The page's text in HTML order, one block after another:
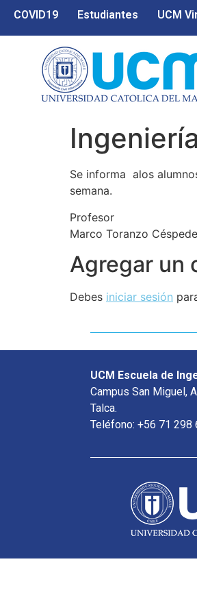
COVID19 Estudiantes UCM
Se informa alos
semana.
Profesor
Marco Toranzo
Agregar un
Debes iniciar sesión
UCM Escuela de
Campus San Miguel,
Talca.
Teléfono: +56 71 298